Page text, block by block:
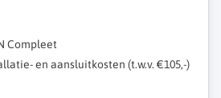
Compleet
en aansluitkosten (t.w.v. €105,-)